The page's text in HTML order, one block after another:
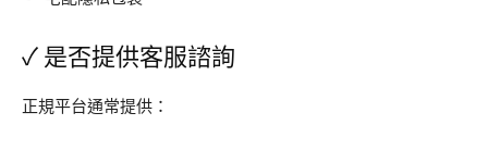
✓ 是否提供客服諮詢
正規平台通常提供：